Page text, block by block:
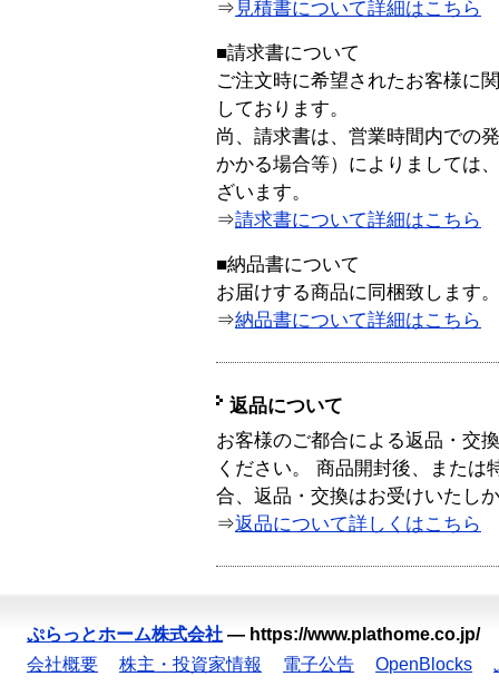
⇒ 見積書について詳細はこちら
■請求書について
ご注文時に希望されたお客様に
しております。
尚、請求書は、営業時間内での
かかる場合等）によりましては
ざいます。
⇒請求書について詳細はこちら
■納品書について
お届けする商品に同梱致します。
⇒納品書について詳細はこちら
返品について
お客様のご都合による返品・交
ください。 商品開封後、または
合、返品・交換はお受けいたし
⇒返品について詳しくはこちら
ぷらっとホーム株式会社 — https://www.plathome.co.jp/
会社概要
株主・投資家情報 電子公告 OpenBlocks